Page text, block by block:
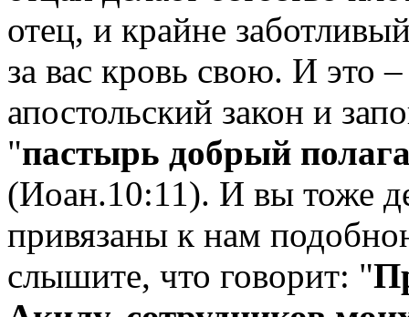
отец, и крайне
за вас кровь свою. И это
апостольский закон и
"пастырь добрый
(Иоан.10:11). И вы тоже
привязаны к нам
слышите, что говорит: "